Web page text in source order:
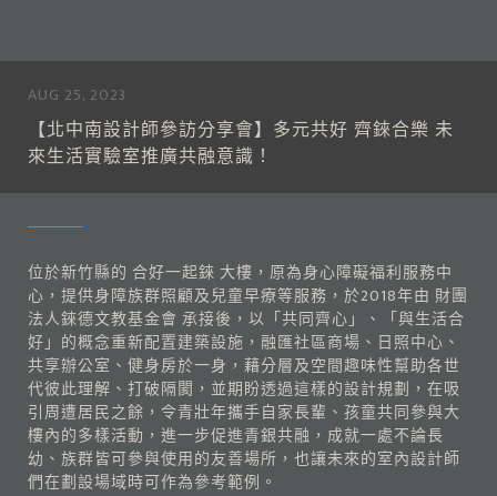
AUG 25, 2023
【北中南設計師參訪分享會】多元共好 齊錸合樂 未
來生活實驗室推廣共融意識！
位於新竹縣的 合好一起錸 大樓，原為身心障礙福利服務中
心，提供身障族群照顧及兒童早療等服務，於2018年由 財團
法人錸德文教基金會 承接後，以「共同齊心」、「與生活合
好」的概念重新配置建築設施，融匯社區商場、日照中心、
共享辦公室、健身房於一身，藉分層及空間趣味性幫助各世
代彼此理解、打破隔閡，並期盼透過這樣的設計規劃，在吸
引周遭居民之餘，令青壯年攜手自家長輩、孩童共同參與大
樓內的多樣活動，進一步促進青銀共融，成就一處不論長
幼、族群皆可參與使用的友善場所，也讓未來的室內設計師
們在劃設場域時可作為參考範例。